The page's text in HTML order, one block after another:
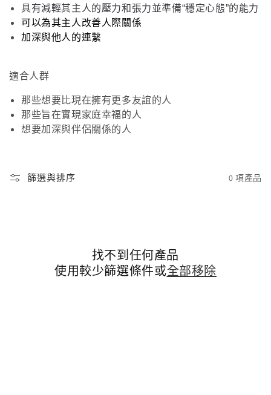
具有減輕其主人的壓力和張力並準備“穩定心態”的能力
可以為其主人改善人際關係
加深與他人的連繫
適合人群
那些想要比現在擁有更多友誼的人
那些旨在實現家庭幸福的人
想要加深與伴侶關係的人
篩選與排序 0 項產品
找不到任何產品
使用較少篩選條件或全部移除